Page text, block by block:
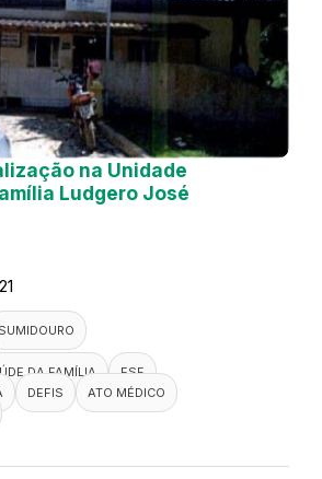
na Unidade
Ludgero José
SUMIDOURO
DA FAMÍLIA
ESF
DEFIS
ATO MÉDICO